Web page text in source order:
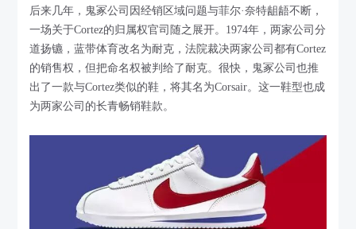
后来几年，鬼冢公司因经销区域问题与菲尔·奈特龃龉不断，
一场关于Cortez的归属权官司随之展开。1974年，两家公司分
道扬镳，蓝带体育改名为耐克，法院裁决两家公司都有Cortez
的销售权，但把命名权被判给了耐克。很快，鬼冢公司也推
出了一款与Cortez类似的鞋，将其名为Corsair。这一鞋型也成
为两家公司的长青畅销鞋款。